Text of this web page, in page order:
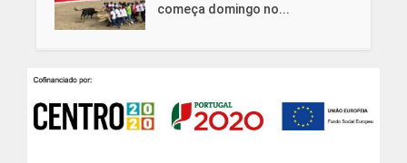
começa domingo no...